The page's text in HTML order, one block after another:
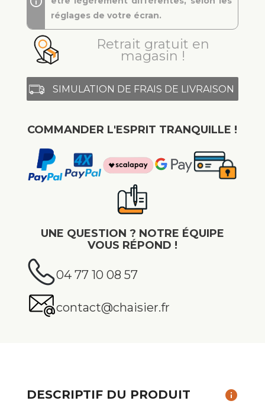
réglages de votre écran.
Retrait gratuit en
magasin !
SIMULATION DE FRAIS DE LIVRAISON
COMMANDER L'ESPRIT TRANQUILLE !
UNE QUESTION ? NOTRE ÉQUIPE
VOUS RÉPOND !
04 77 10 08 57
contact@chaisier.fr
DESCRIPTIF DU PRODUIT info